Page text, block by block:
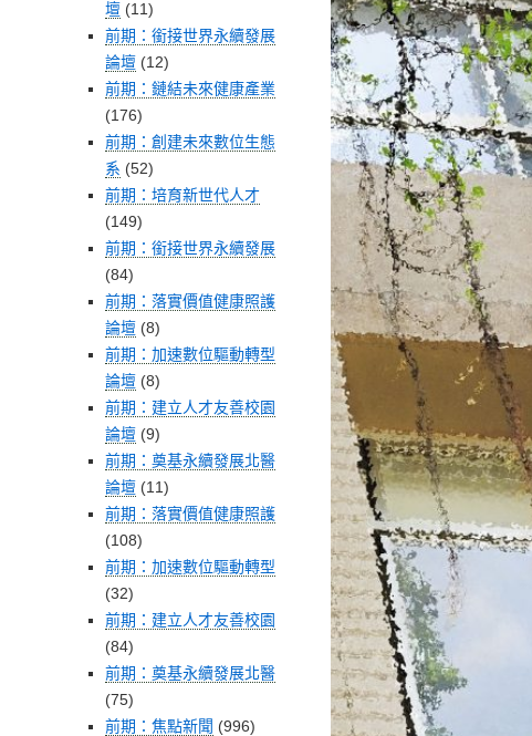
壇 (11)
前期：銜接世界永續發展
論壇 (12)
前期：鏈結未來健康產業
(176)
前期：創建未來數位生態
系 (52)
前期：培育新世代人才
(149)
前期：銜接世界永續發展
(84)
前期：落實價值健康照護
論壇 (8)
前期：加速數位驅動轉型
論壇 (8)
前期：建立人才友善校園
論壇 (9)
前期：奠基永續發展北醫
論壇 (11)
前期：落實價值健康照護
(108)
前期：加速數位驅動轉型
(32)
前期：建立人才友善校園
(84)
前期：奠基永續發展北醫
(75)
前期：焦點新聞 (996)